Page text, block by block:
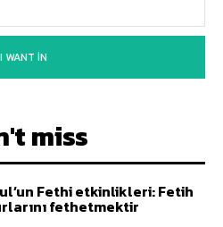
I WANT IN
miss
Fethi etkinlikleri: Fetih
fethetmektir